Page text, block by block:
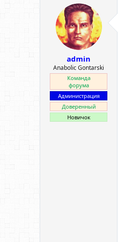
admin
Anabolic Gontarski
Команда
форума
Администрация
Доверенный
Новичок